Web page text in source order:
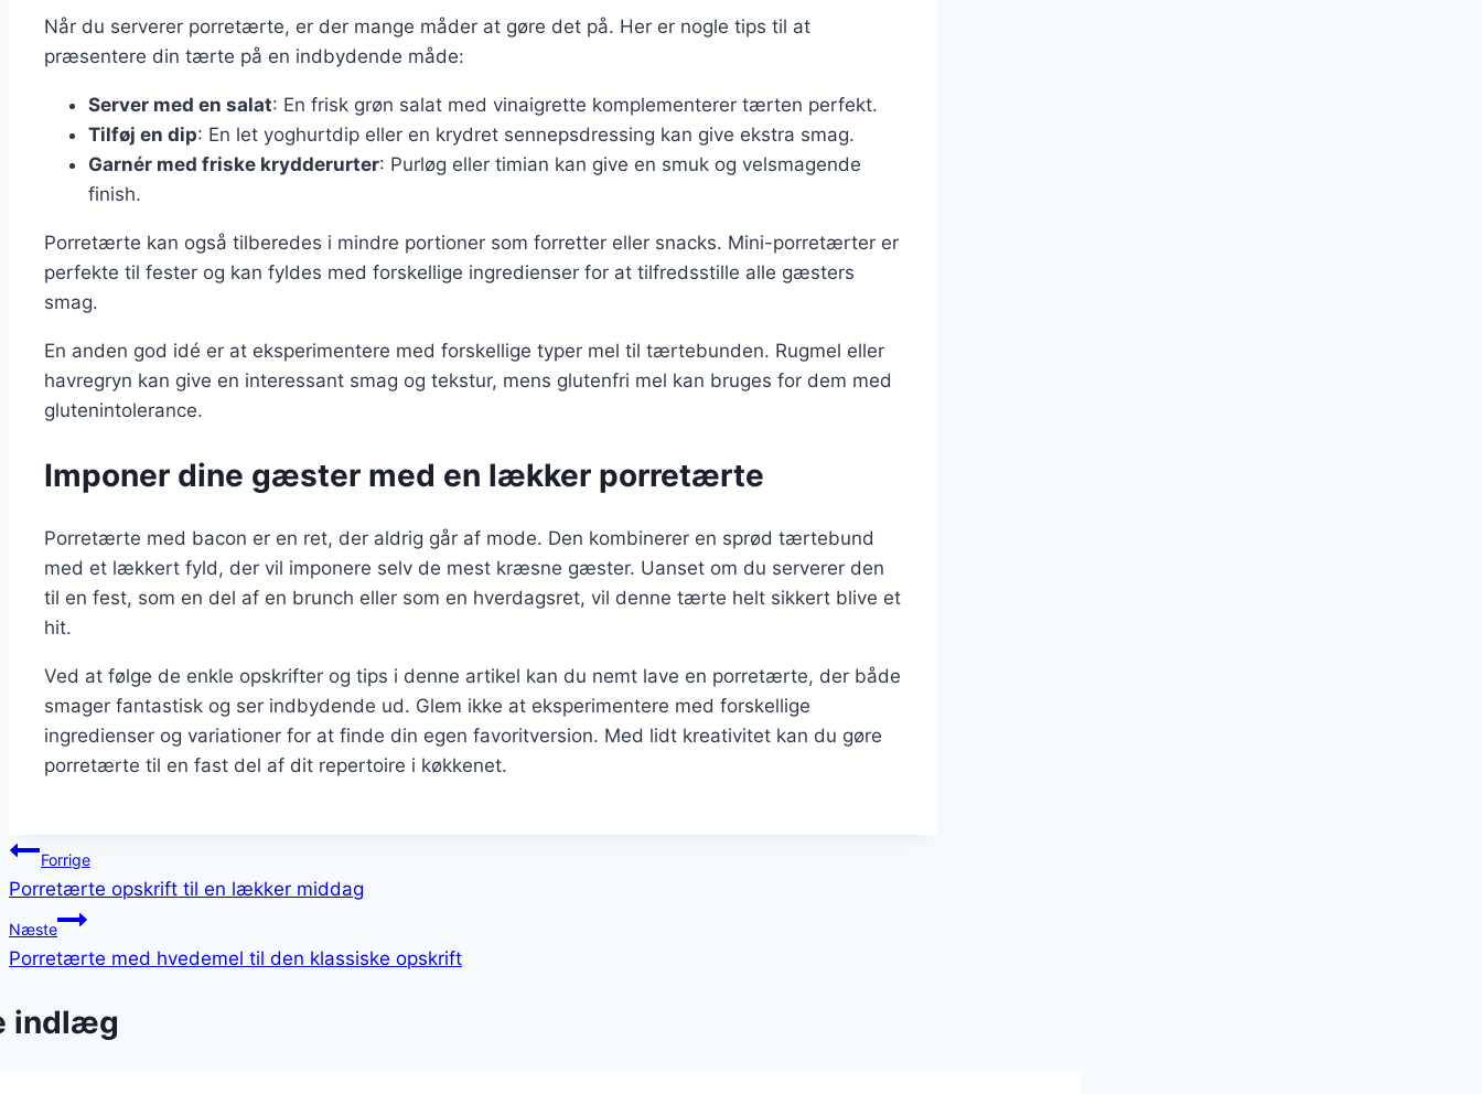
Når du serverer porretærte, er der mange måder at gøre det på. Her er nogle tips til at
præsentere din tærte på en indbydende måde:
Server med en salat: En frisk grøn salat med vinaigrette komplementerer tærten perfekt.
Tilføj en dip: En let yoghurtdip eller en krydret sennepsdressing kan give ekstra smag.
Garnér med friske krydderurter: Purløg eller timian kan give en smuk og velsmagende
finish.
Porretærte kan også tilberedes i mindre portioner som forretter eller snacks. Mini-porretærter er
perfekte til fester og kan fyldes med forskellige ingredienser for at tilfredsstille alle gæsters
smag.
En anden god idé er at eksperimentere med forskellige typer mel til tærtebunden. Rugmel eller
havregryn kan give en interessant smag og tekstur, mens glutenfri mel kan bruges for dem med
glutenintolerance.
Imponer dine gæster med en lækker porretærte
Porretærte med bacon er en ret, der aldrig går af mode. Den kombinerer en sprød tærtebund
med et lækkert fyld, der vil imponere selv de mest kræsne gæster. Uanset om du serverer den
til en fest, som en del af en brunch eller som en hverdagsret, vil denne tærte helt sikkert blive et
hit.
Ved at følge de enkle opskrifter og tips i denne artikel kan du nemt lave en porretærte, der både
smager fantastisk og ser indbydende ud. Glem ikke at eksperimentere med forskellige
ingredienser og variationer for at finde din egen favoritversion. Med lidt kreativitet kan du gøre
porretærte til en fast del af dit repertoire i køkkenet.
Indlægsnavigation
Forrige
Porretærte opskrift til en lækker middag
Næste
Porretærte med hvedemel til den klassiske opskrift
indlæg